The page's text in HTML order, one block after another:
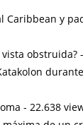
Caribbean y
obstruida?
- 22.638